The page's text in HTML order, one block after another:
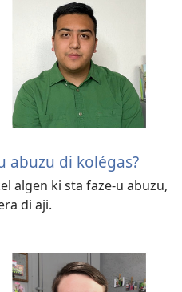
abuzu di kolégas?
algen ki sta faze-u abuzu,
di aji.